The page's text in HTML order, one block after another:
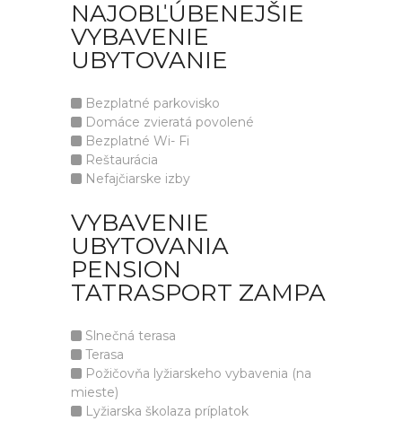
NAJOBĽÚBENEJŠIE
VYBAVENIE
UBYTOVANIE
Bezplatné parkovisko
Domáce zvieratá povolené
Bezplatné Wi- Fi
Reštaurácia
Nefajčiarske izby
VYBAVENIE
UBYTOVANIA
PENSION
TATRASPORT ZAMPA
Slnečná terasa
Terasa
Požičovňa lyžiarskeho vybavenia (na
mieste)
Lyžiarska školaza príplatok